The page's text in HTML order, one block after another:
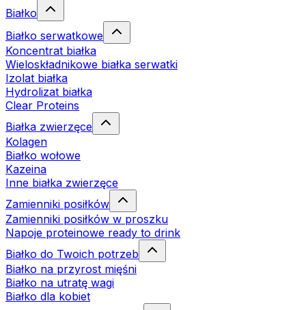
Białko
Białko serwatkowe
Koncentrat białka
Wieloskładnikowe białka serwatki
Izolat białka
Hydrolizat białka
Clear Proteins
Białka zwierzęce
Kolagen
Białko wołowe
Kazeina
Inne białka zwierzęce
Zamienniki posiłków
Zamienniki posiłków w proszku
Napoje proteinowe ready to drink
Białko do Twoich potrzeb
Białko na przyrost mięśni
Białko na utratę wagi
Białko dla kobiet